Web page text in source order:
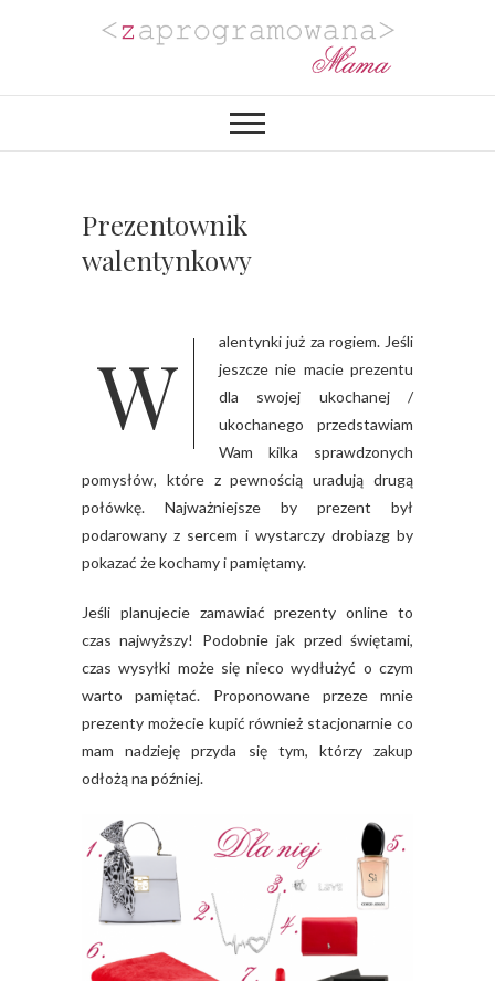
Zaprogramowana
Mama
ORGANIZACJI I REALIZACJI
WYJĄTKOWYCH WESEL.
Prezentownik
walentynkowy
Walentynki już za rogiem. Jeśli
jeszcze nie macie prezentu
dla swojej ukochanej /
ukochanego przedstawiam
Wam kilka sprawdzonych
pomysłów, które z pewnością uradują drugą
połówkę. Najważniejsze by prezent był
podarowany z sercem i wystarczy drobiazg by
pokazać że kochamy i pamiętamy.
Jeśli planujecie zamawiać prezenty online to
czas najwyższy! Podobnie jak przed świętami,
czas wysyłki może się nieco wydłużyć o czym
warto pamiętać. Proponowane przeze mnie
prezenty możecie kupić również stacjonarnie co
mam nadzieję przyda się tym, którzy zakup
odłożą na później.